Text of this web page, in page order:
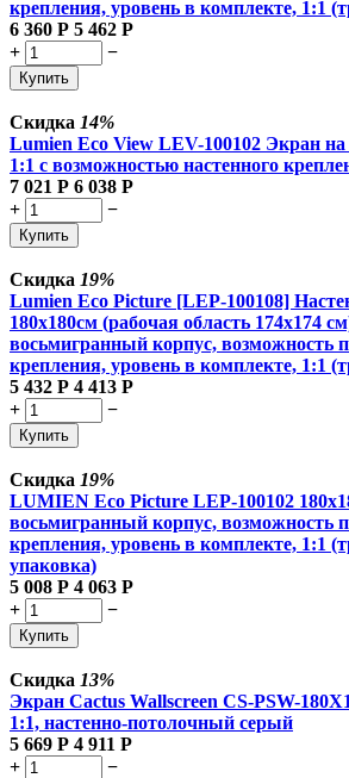
крепления, уровень в комплекте, 1:1
6 360 Р 5 462 Р
+
−
Купить
Скидка 14%
Lumien Eco View LEV-100102 Экран на
1:1 с возможностью настенного
7 021 Р 6 038 Р
+
−
Купить
Скидка 19%
Lumien Eco Picture [LEP-100108]
180х180см (рабочая область 174х174
восьмигранный корпус, возможность
крепления, уровень в комплекте, 1:1
5 432 Р 4 413 Р
+
−
Купить
Скидка 19%
LUMIEN Eco Picture LEP-100102
восьмигранный корпус, возможность
крепления, уровень в комплекте, 1:1
упаковка)
5 008 Р 4 063 Р
+
−
Купить
Скидка 13%
Экран Cactus Wallscreen CS-PSW-
1:1, настенно-потолочный серый
5 669 Р 4 911 Р
+
−